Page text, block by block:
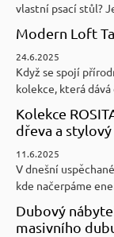
vlastní psací stůl?
Modern Loft
24.6.2025
Když se spojí
kolekce, která
Kolekce
dřeva a
11.6.2025
V dnešní
kde načerpáme
Dubový
masivního